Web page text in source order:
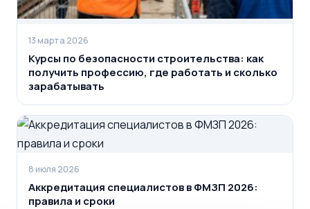
13 марта 2026
Курсы по безопасности строительства: как
получить профессию, где работать и сколько
зарабатывать
8 июля 2026
Аккредитация специалистов в ФМЗП 2026:
правила и сроки